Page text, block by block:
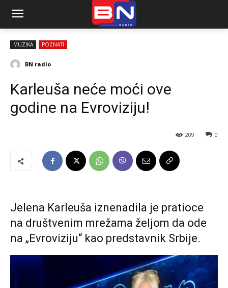
MUZIKA POZNATI
BN radio
Karleuša neće moći ove
godine na Evroviziju!
0
209
Jelena Karleuša iznenadila je pratioce
na društvenim mrežama željom da ode
na „Evroviziju“ kao predstavnik Srbije.